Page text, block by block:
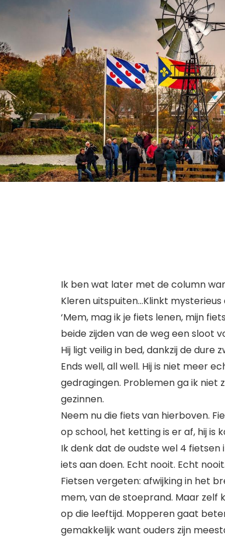
Ik ben wat later met de column
Kleren uitspuiten…Klinkt
‘Mem, mag ik je fiets lenen, mijn
beide zijden van de weg een sloot
Hij ligt veilig in bed, dankzij de dure
Ends well, all well. Hij is niet meer
gedragingen. Problemen ga ik niet
gezinnen.
Neem nu die fiets van hierboven.
op school, het ketting is er af, hij is
Ik denk dat de oudste wel 4
iets aan doen. Echt nooit. Echt
Fietsen vergeten: afwijking in het
mem, van de stoeprand. Maar zelf
op die leeftijd. Mopperen gaat
gemakkelijk want ouders zijn